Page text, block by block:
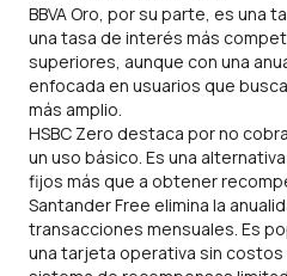
BBVA Oro, por su parte, es una
una tasa de interés más
superiores, aunque con una
enfocada en usuarios que
más amplio.
HSBC Zero destaca por no
un uso básico. Es una
fijos más que a obtener
Santander Free elimina la
transacciones mensuales. Es
una tarjeta operativa sin costos